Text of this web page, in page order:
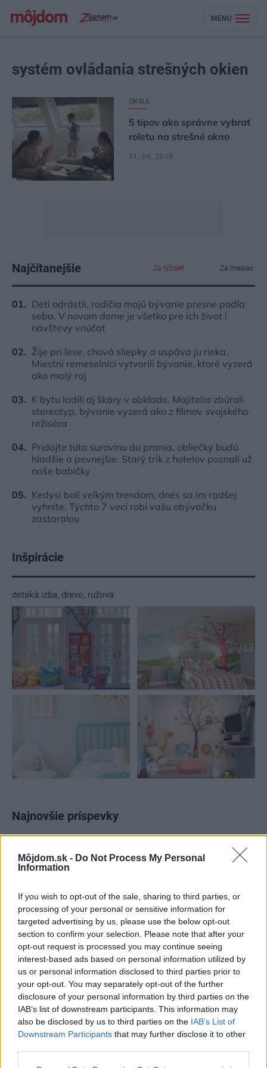
Môjdom.sk - Do Not Process My Personal
Information
If you wish to opt-out of the sale, sharing to third parties, or
processing of your personal or sensitive information for
targeted advertising by us, please use the below opt-out
section to confirm your selection. Please note that after your
opt-out request is processed you may continue seeing
interest-based ads based on personal information utilized by
us or personal information disclosed to third parties prior to
your opt-out. You may separately opt-out of the further
disclosure of your personal information by third parties on the
IAB’s list of downstream participants. This information may
also be disclosed by us to third parties on the IAB’s List of
Downstream Participants that may further disclose it to other
MENU
systém ovládania strešných okien
OKNÁ
5 tipov ako správne vybrať
roletu na strešné okno
11. 06. 2019
Najčítanejšie Za týždeň Za mesiac
Deti odrástli, rodičia majú bývanie presne podľa
seba. V novom dome je všetko pre ich život i
návštevy vnúčat
Žije pri lese, chová sliepky a uspáva ju rieka.
Miestni remeselníci vytvorili bývanie, ktoré vyzerá
ako malý raj
K bytu ladili aj škáry v obklade. Majitelia zbúrali
stereotyp, bývanie vyzerá ako z filmov svojského
režiséra
Pridajte túto surovinu do prania, obliečky budú
hladšie a pevnejšie. Starý trik z hotelov poznali už
naše babičky
Kedysi boli veľkým trendom, dnes sa im radšej
vyhnite. Týchto 7 vecí robí vašu obývačku
zastaralou
Inšpirácie
detská izba, drevo, ružová
Najnovšie príspevky
Re: Takto sa rieši málo úložného miesta. V tomto byte
stačil jeden prvok | Môjdom.sk
Re: Takto sa rieši málo úložného miesta. V tomto byte
stačil jeden prvok | Môjdom.sk
Dizajn je to nádherný, tá brezová preglejka a čisté línie vyzerajú super.
Ale vždy, keď…
Re: Toto je najväčší mýtus pri ošetrení dreva a môže vás
vyjsť draho. Ako ho ochrániť pred hnitím a škodcami?
clovek by cakal ze vysusene drahe drevo bolo predtym naparovane aby
sa zbavilo zarodkov skodcov...